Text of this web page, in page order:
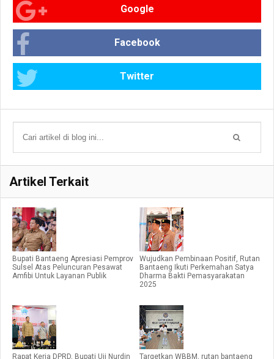
Google
Facebook
Twitter
Artikel Terkait
Bupati Bantaeng Apresiasi Pemprov
Sulsel Atas Peluncuran Pesawat
Amfibi Untuk Layanan Publik
Wujudkan Pembinaan Positif, Rutan
Bantaeng Ikuti Perkemahan Satya
Dharma Bakti Pemasyarakatan
2025
Rapat Kerja DPRD, Bupati Uji Nurdin Targetkan WBBM, rutan bantaeng